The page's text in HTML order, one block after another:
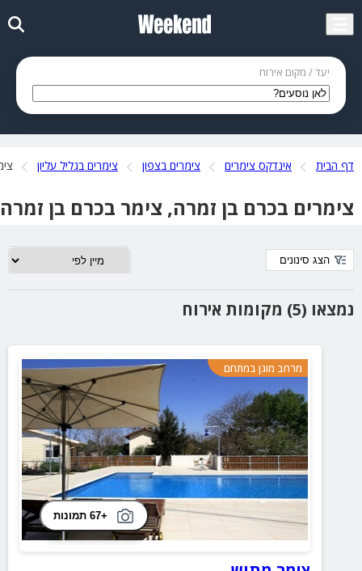
יעד / מקום אירוח
דף הבית אינדקס צימרים צימרים בצפון צימרים בגליל עליון
צימרים בכרם בן זמרה, צימר בכרם בן זמרה
נמצאו (5) מקומות אירוח
הצג סינונים
מרחב מוגן במתחם
+67 תמונות